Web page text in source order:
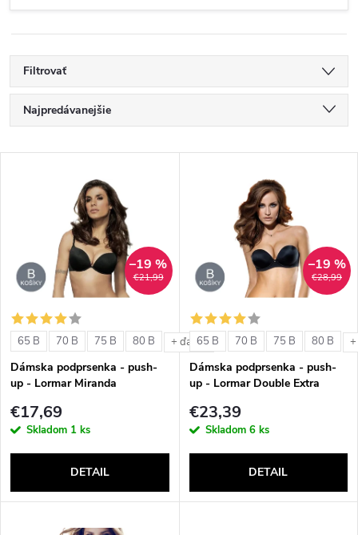
Filtrovať
R
a
n
i
e
p
r
d
Najpredávanejšie
p
i
s
p
r
o
d
€21,99
–19 %
65 B 70 B 75 B 80 B + ďalšie
Dámska podprsenka - push-
up - Lormar Miranda
€17,69
Skladom 1 ks
DETAIL
€28,99
–19 %
65 B 70 B 75 B 80 B
Dámska podprsenka - push-
up - Lormar Double Extra
€23,39
Skladom 6 ks
DETAIL